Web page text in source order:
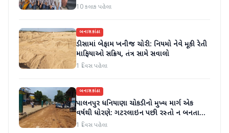
10 કલાક પહેલા
બનાસકાંઠા
ડીસામાં બેફામ ખનીજ ચોરી: નિયમો નેવે મૂકી રેતી
માફિયાઓ સક્રિય, તંત્ર સામે સવાલો
1 દિવસ પહેલા
બનાસકાંઠા
પાલનપુર ધનિયાણા ચોકડીનો મુખ્ય માર્ગ એક
વર્ષથી ધોરણે: ગટરલાઇન પછી રસ્તો ન બનતા
હાલાકી
1 દિવસ પહેલા